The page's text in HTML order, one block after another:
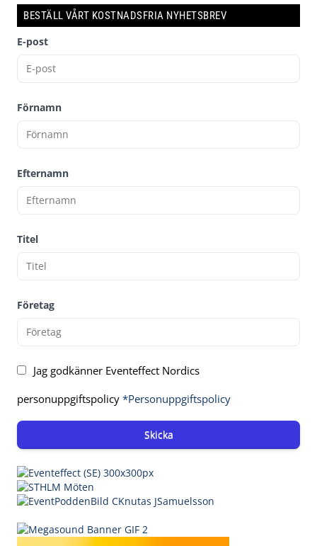
BESTÄLL VÅRT KOSTNADSFRIA NYHETSBREV
E-post
Förnamn
Efternamn
Titel
Företag
Jag godkänner Eventeffect Nordics
personuppgiftspolicy *Personuppgiftspolicy
Skicka